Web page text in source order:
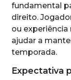
fundamental
direito.
ou
ajudar a
temporada.
Expectativa